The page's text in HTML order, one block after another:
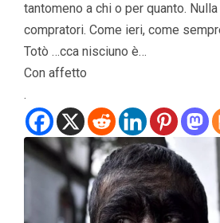
tantomeno a chi o per quanto.
compratori. Come ieri, come
Totò …cca nisciuno è…
Con affetto
.